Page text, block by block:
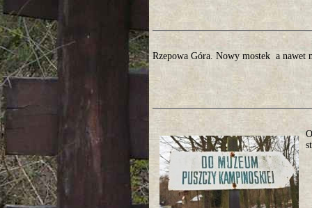
Rzepowa Góra. Nowy mostek a nawet